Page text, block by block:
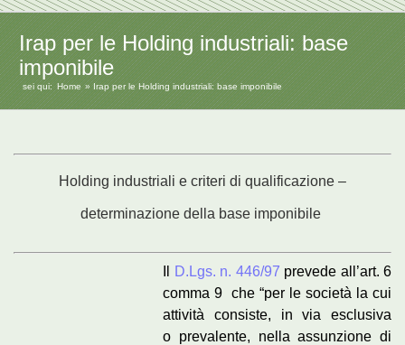
Irap per le Holding industriali: base
imponibile
sei qui: Home Irap per le Holding industriali: base imponibile
Holding industriali e criteri di qualificazione –
determinazione della base imponibile
D.Lgs. n. 446/97 prevede all’art. 6
comma 9 che “per le società la cui
attività consiste, in via esclusiva
o prevalente, nella assunzione di